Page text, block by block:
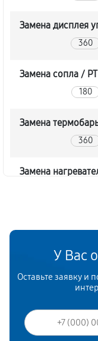
Замена дисплея
360
Замена сопла /
180
Замена
360
Замена
1260
Профилактика
450
У Вас
Оставьте заявку и